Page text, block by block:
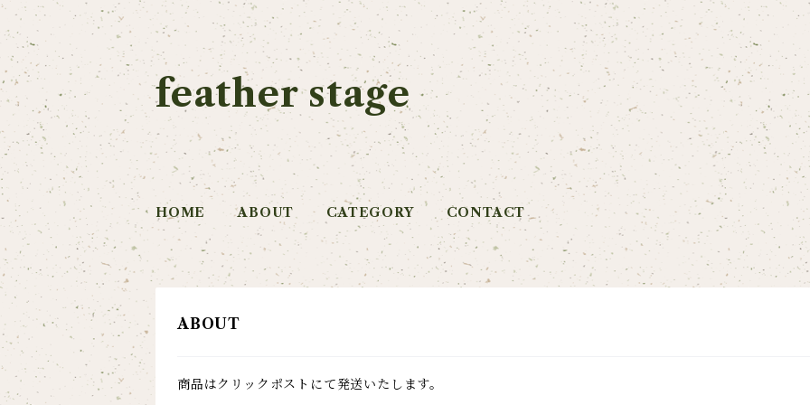
feather stage
HOME ABOUT CATEGORY CONTACT
ABOUT
商品はクリックポストにて発送いたします。